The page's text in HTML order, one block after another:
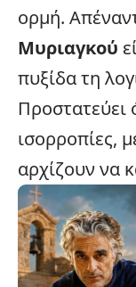
ορμή.
Μυριαγκού
πυξίδα τη
Προστατεύει
ισορροπίες,
αρχίζουν να